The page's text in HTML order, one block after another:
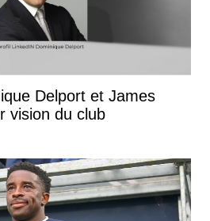
Delport et James
vision du club